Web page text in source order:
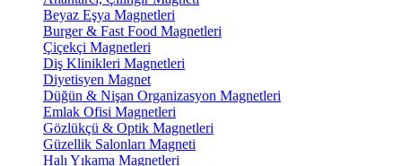
Beyaz Eşya Magnetleri
Burger & Fast Food Magnetleri
Çiçekçi Magnetleri
Diş Klinikleri Magnetleri
Diyetisyen Magnet
Düğün & Nişan Organizasyon Magnetleri
Emlak Ofisi Magnetleri
Gözlükçü & Optik Magnetleri
Güzellik Salonları Magneti
Halı Yıkama Magnetleri